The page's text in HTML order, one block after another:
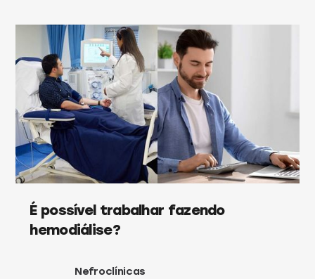
É possível trabalhar fazendo
hemodiálise?
Nefroclínicas